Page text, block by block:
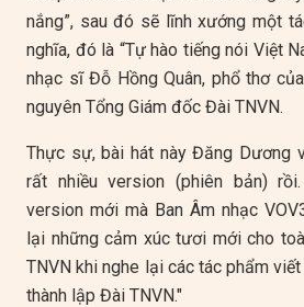
nắng”, sau đó sẽ lĩnh xướng một
nghĩa, đó là “Tự hào tiếng nói Việt
nhạc sĩ Đỗ Hồng Quân, phổ thơ
nguyên Tổng Giám đốc Đài TNVN.
Thực sự, bài hát này Đăng Dương
rất nhiều version (phiên bản)
version mới mà Ban Âm nhạc
lại những cảm xúc tươi mới cho
TNVN khi nghe lại các tác phẩm
thành lập Đài TNVN."